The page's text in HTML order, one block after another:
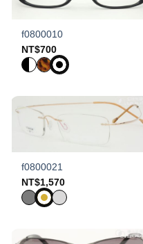
f0800010
NT$700
f0800021
NT$1,570